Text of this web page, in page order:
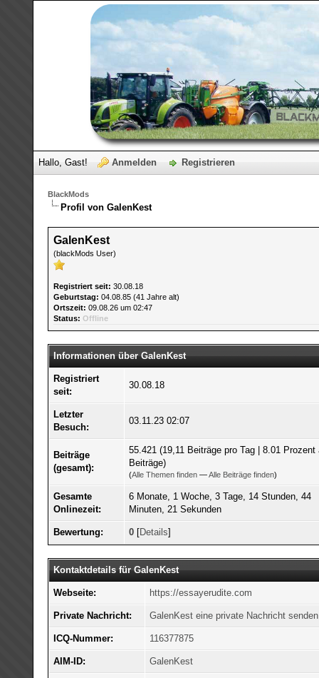
Hallo, Gast! Anmelden Registrieren
BlackMods
Profil von GalenKest
GalenKest
(blackMods User)
Registriert seit: 30.08.18
Geburtstag: 04.08.85 (41 Jahre alt)
Ortszeit: 09.08.26 um 02:47
Status: Offline
Informationen über GalenKest
Registriert
seit:
30.08.18
Letzter
Besuch:
03.11.23 02:07
Beiträge
(gesamt):
55.421 (19,11 Beiträge pro Tag | 8.01 Prozent
Beiträge)
(Alle Themen finden —Alle Beiträge finden)
Gesamte
Onlinezeit:
6 Monate, 1 Woche, 3 Tage, 14 Stunden, 44
Minuten, 21 Sekunden
Bewertung: 0 [Details]
Kontaktdetails für GalenKest
Webseite: https://essayerudite.com
Private Nachricht: GalenKest eine private Nachricht
ICQ-Nummer: 116377875
AIM-ID: GalenKest